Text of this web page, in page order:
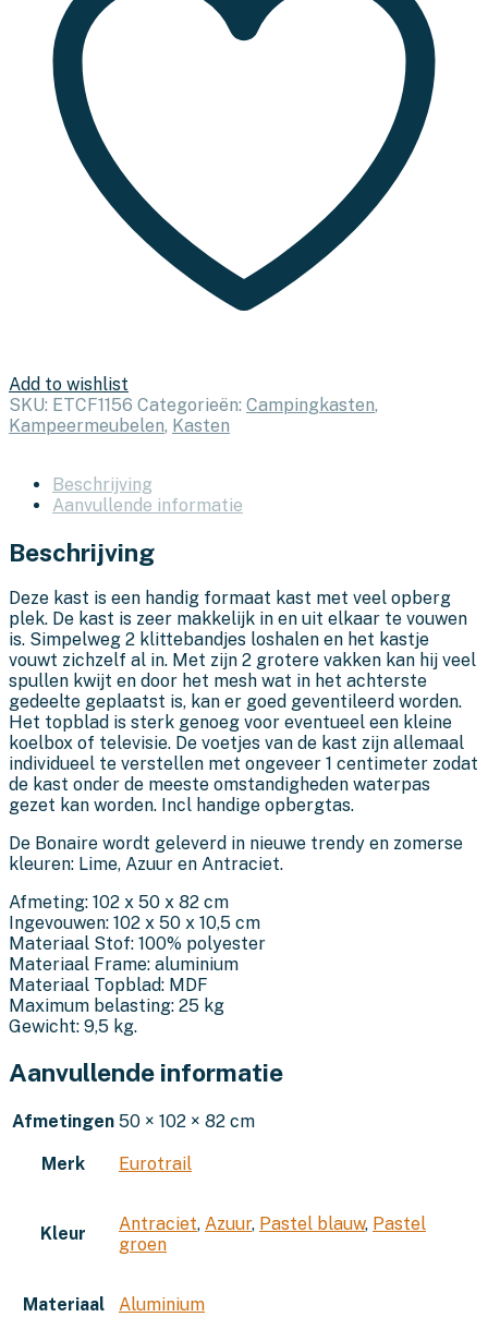
kleuren
aantal
Add to wishlist
SKU: ETCF1156 Categorieën: Campingkasten,
Kampeermeubelen, Kasten
Beschrijving
Aanvullende informatie
Beschrijving
Deze kast is een handig formaat kast met veel opberg
plek. De kast is zeer makkelijk in en uit elkaar te vouwen
is. Simpelweg 2 klittebandjes loshalen en het kastje
vouwt zichzelf al in. Met zijn 2 grotere vakken kan hij veel
spullen kwijt en door het mesh wat in het achterste
gedeelte geplaatst is, kan er goed geventileerd worden.
Het topblad is sterk genoeg voor eventueel een kleine
koelbox of televisie. De voetjes van de kast zijn allemaal
individueel te verstellen met ongeveer 1 centimeter zodat
de kast onder de meeste omstandigheden waterpas
gezet kan worden. Incl handige opbergtas.
De Bonaire wordt geleverd in nieuwe trendy en zomerse
kleuren: Lime, Azuur en Antraciet.
Afmeting: 102 x 50 x 82 cm
Ingevouwen: 102 x 50 x 10,5 cm
Materiaal Stof: 100% polyester
Materiaal Frame: aluminium
Materiaal Topblad: MDF
Maximum belasting: 25 kg
Gewicht: 9,5 kg.
Aanvullende informatie
Afmetingen 50 × 102 × 82 cm
Merk Eurotrail
Kleur Antraciet, Azuur, Pastel blauw, Pastel
groen
Materiaal Aluminium